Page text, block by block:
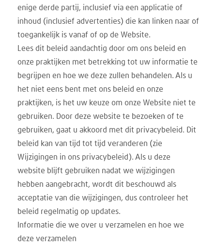
enige derde partij, inclusief via een applicatie of
inhoud (inclusief advertenties) die kan linken naar of
toegankelijk is vanaf of op de Website.
Lees dit beleid aandachtig door om ons beleid en
onze praktijken met betrekking tot uw informatie te
begrijpen en hoe we deze zullen behandelen. Als u
het niet eens bent met ons beleid en onze
praktijken, is het uw keuze om onze Website niet te
gebruiken. Door deze website te bezoeken of te
gebruiken, gaat u akkoord met dit privacybeleid. Dit
beleid kan van tijd tot tijd veranderen (zie
Wijzigingen in ons privacybeleid). Als u deze
website blijft gebruiken nadat we wijzigingen
hebben aangebracht, wordt dit beschouwd als
acceptatie van die wijzigingen, dus controleer het
beleid regelmatig op updates.
Informatie die we over u verzamelen en hoe we
deze verzamelen